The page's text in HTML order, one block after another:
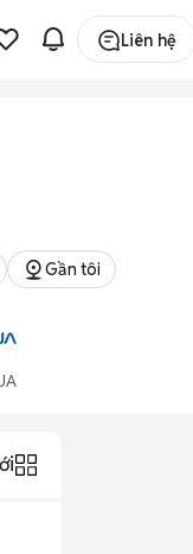
Liên hệ
Gần tôi